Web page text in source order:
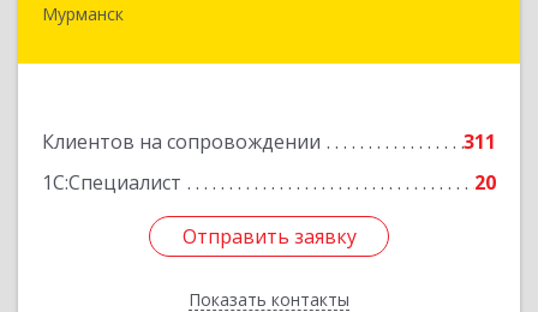
Мурманск
Клиентов на сопровождении
311
1С:Специалист
20
Отправить заявку
Показать контакты
183038, Мурманская обл, Мурманск г, Бабикова
Отправить заявку
Назад